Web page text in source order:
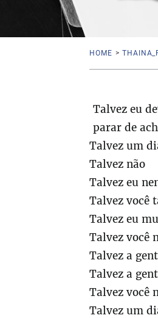
HOME >
Talvez eu
parar de
Talvez um
Talvez não
Talvez eu
Talvez você
Talvez eu
Talvez você
Talvez a
Talvez a
Talvez você
Talvez um